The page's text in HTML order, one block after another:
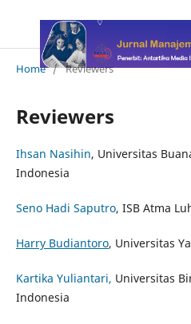
Home / Reviewers
Reviewers
Ihsan Nasihin, Universitas
Indonesia
Seno Hadi Saputro, ISB Atma
Harry Budiantoro, Universitas
Kartika Yuliantari, Universitas
Indonesia